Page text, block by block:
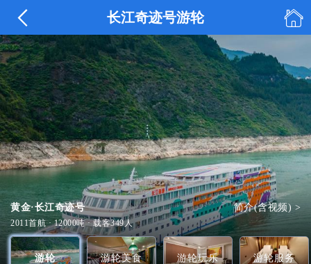
 长江奇迹号游轮 
黄金·长江奇迹号 简介(含视频) >
2011首航 · 12000吨 · 载客349人
VIP餐厅 全部美食 >
KTV 全部玩乐 >
水疗会所 全部服务 >
游轮 游轮美食 游轮玩乐 游轮服务